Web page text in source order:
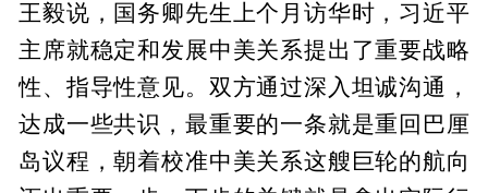
王毅说，国务卿先生上个月访华时，习近平
主席就稳定和发展中美关系提出了重要战略
性、指导性意见。双方通过深入坦诚沟通，
达成一些共识，最重要的一条就是重回巴厘
岛议程，朝着校准中美关系这艘巨轮的航向